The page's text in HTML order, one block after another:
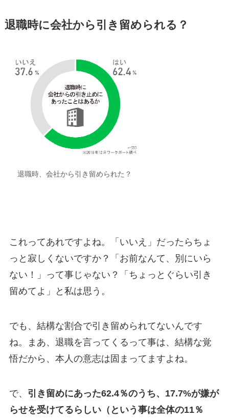
退職時に会社から引き留められる？
退職時、会社から引き留められた？
これってあれですよね。「いいえ」だったらちょ
っと寂しくないですか？「お前なんて、別にいら
ない！」って事じゃない？「ちょっとぐらい引き
留めてよ」と私は思う。
でも、結構な割合で引き留められてないんです
ね。まあ、退職を言ってくるって事は、結構な覚
悟だから、本人の意志は固まってますよね。
で、 引き留めにあった62.4％のうち、17.7%が嫌が
らせを受けてるらしい（という事は全体の11％